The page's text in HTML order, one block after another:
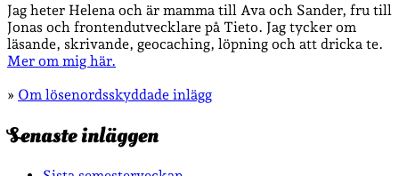
Jag heter Helena och är mamma till Ava och Sander, fru till
Jonas och frontendutvecklare på Tieto. Jag tycker om
läsande, skrivande, geocaching, löpning och att dricka te.
Mer om mig här.
» Om lösenordsskyddade inlägg
Senaste inläggen